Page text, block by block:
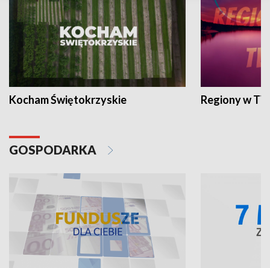
Kocham Świętokrzyskie Regiony w
GOSPODARKA